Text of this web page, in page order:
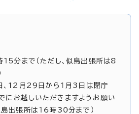
分まで（ただし、似島出張所は8
、12月29日から1月3日は閉庁
にお越しいただきますようお願い
島出張所は16時30分まで）